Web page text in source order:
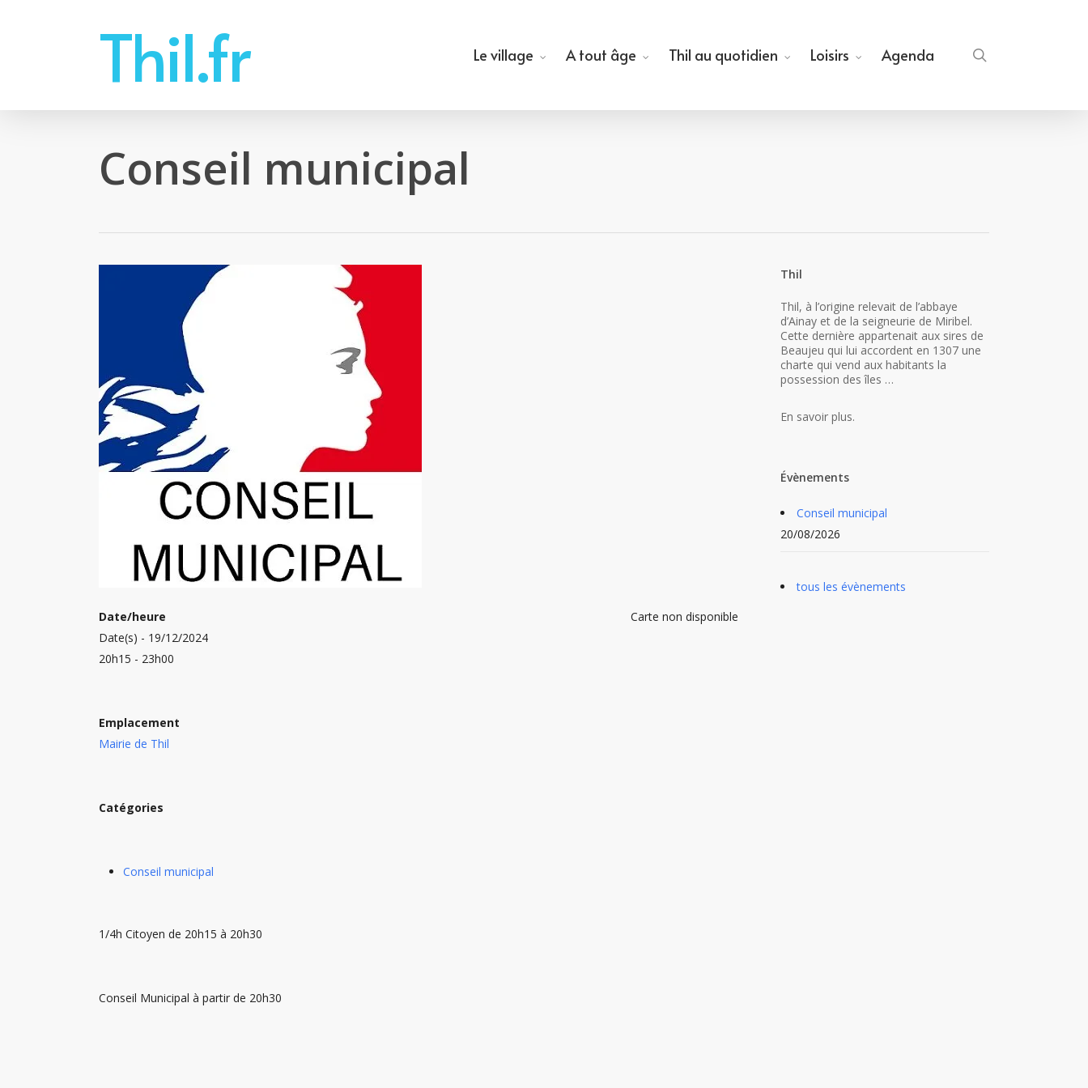
Thil.fr Le village A tout âge Thil au quotidien Loisirs Agenda
Conseil municipal
Carte non disponible
Date/heure
Date(s) - 19/12/2024
20h15 - 23h00
Emplacement
Mairie de Thil
Catégories
Conseil municipal
1/4h Citoyen de 20h15 à 20h30
Conseil Municipal à partir de 20h30
Thil
Thil, à l’origine relevait de l’abbaye
d’Ainay et de la seigneurie de Miribel.
Cette dernière appartenait aux sires de
Beaujeu qui lui accordent en 1307 une
charte qui vend aux habitants la
possession des îles …
En savoir plus.
Évènements
Conseil municipal
20/08/2026
tous les évènements